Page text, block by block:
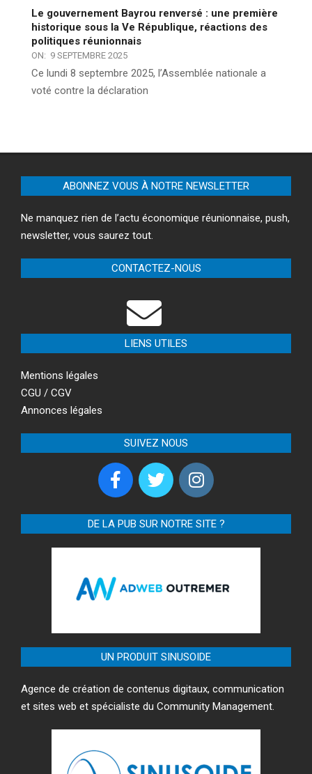
Le gouvernement Bayrou renversé : une première
historique sous la Ve République, réactions des
politiques réunionnais
ON: 9 SEPTEMBRE 2025
Ce lundi 8 septembre 2025, l’Assemblée nationale a
voté contre la déclaration
ABONNEZ VOUS À NOTRE NEWSLETTER
Ne manquez rien de l’actu économique réunionnaise, push,
newsletter, vous saurez tout.
CONTACTEZ-NOUS
LIENS UTILES
Mentions légales
CGU / CGV
Annonces légales
SUIVEZ NOUS
DE LA PUB SUR NOTRE SITE ?
UN PRODUIT SINUSOIDE
Agence de création de contenus digitaux, communication
et sites web et spécialiste du Community Management.